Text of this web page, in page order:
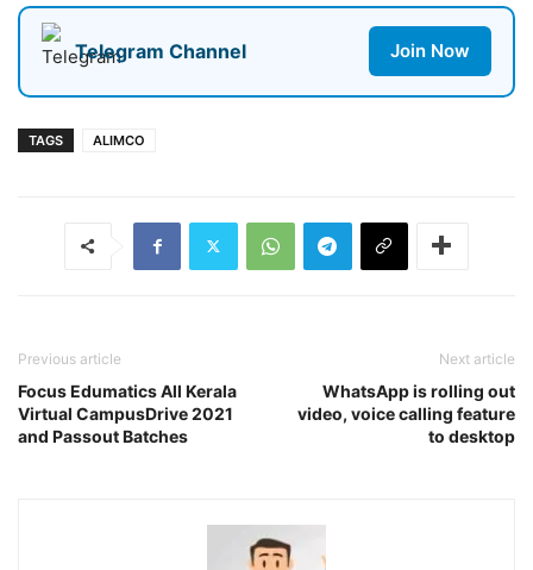
Telegram Channel Join Now
TAGS ALIMCO
Previous article
Focus Edumatics All Kerala
Virtual CampusDrive 2021
and Passout Batches
Next article
WhatsApp is rolling out
video, voice calling feature
to desktop